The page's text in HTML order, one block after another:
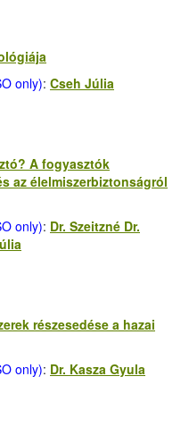
only): Cseh Júlia
A fogyasztók
az élelmiszerbiztonságról
only): Dr. Szeitzné Dr.
részesedése a hazai
only): Dr. Kasza Gyula